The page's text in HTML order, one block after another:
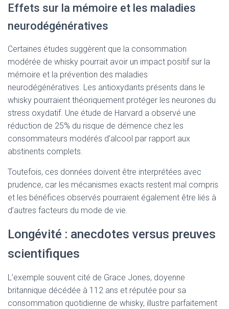
Effets sur la mémoire et les maladies
neurodégénératives
Certaines études suggèrent que la consommation
modérée de whisky pourrait avoir un impact positif sur la
mémoire et la prévention des maladies
neurodégénératives. Les antioxydants présents dans le
whisky pourraient théoriquement protéger les neurones du
stress oxydatif. Une étude de Harvard a observé une
réduction de 25% du risque de démence chez les
consommateurs modérés d’alcool par rapport aux
abstinents complets.
Toutefois, ces données doivent être interprétées avec
prudence, car les mécanismes exacts restent mal compris
et les bénéfices observés pourraient également être liés à
d’autres facteurs du mode de vie.
Longévité : anecdotes versus preuves
scientifiques
L’exemple souvent cité de Grace Jones, doyenne
britannique décédée à 112 ans et réputée pour sa
consommation quotidienne de whisky, illustre parfaitement